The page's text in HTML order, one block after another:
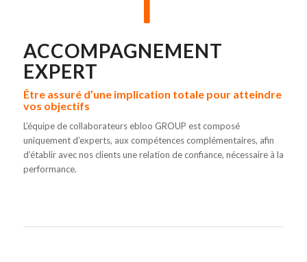
ACCOMPAGNEMENT
EXPERT
Être assuré d’une implication totale pour atteindre
vos objectifs
L’équipe de collaborateurs ebloo GROUP est composé
uniquement d’experts, aux compétences complémentaires, afin
d’établir avec nos clients une relation de confiance, nécessaire à la
performance.